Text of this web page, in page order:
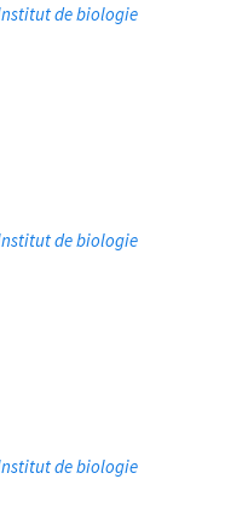
Institut de biologie
Institut de biologie
Institut de biologie